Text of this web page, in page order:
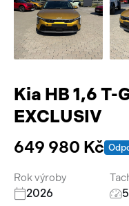
Kia HB 1,6 T-
EXCLUSIV
649 980 Kč
Rok výroby
2026